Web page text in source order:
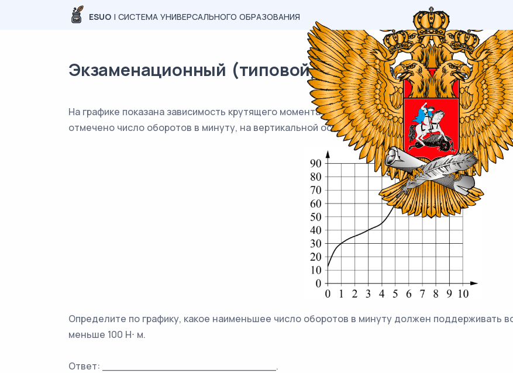
ESUO | СИСТЕМА УНИВЕРСАЛЬНОГО ОБРАЗОВАНИЯ
Экзаменационный (типовой) материал ЕГЭ / База
На графике показана зависимость крутящего момента автомобильного двигателя от числа
отмечено число оборотов в минуту, на вертикальной оси — крутящий момент в Н⋅ м.
Определите по графику, какое наименьшее число оборотов в минуту должен поддерживать
меньше 100 Н⋅ м.
Ответ: ___________________________.